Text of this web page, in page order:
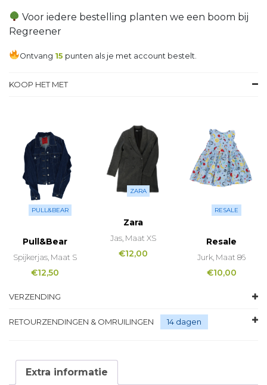
Voor iedere bestelling planten we een boom bij
Regreener
Ontvang 15 punten als je met account bestelt.
KOOP HET MET
PULL&BEAR
Pull&Bear
Spijkerjas, Maat S
€12,50
ZARA
Zara
Jas, Maat XS
€12,00
RESALE
Resale
Jurk, Maat 86
€10,00
VERZENDING
RETOURZENDINGEN & OMRUILINGEN 14 dagen
Extra informatie